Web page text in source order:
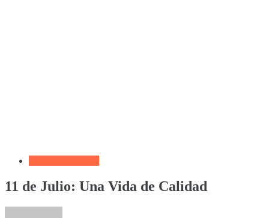
11 de Julio: Una Vida de Calidad